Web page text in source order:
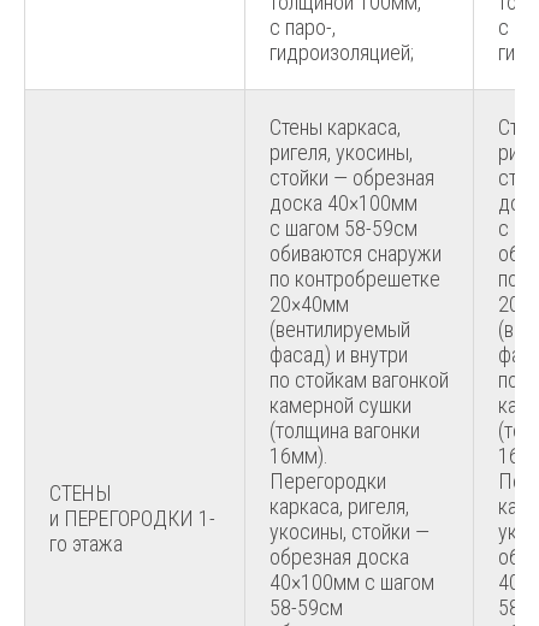
с паро-,
гидроизоляцией;
с
СТЕНЫ
и ПЕРЕГОРОДКИ 1-
го этажа
Стены каркаса,
ригеля, укосины,
стойки — обрезная
доска 40×100мм
с шагом 58-59см
обиваются снаружи
по контробрешетке
20×40мм
(вентилируемый
фасад) и внутри
по стойкам вагонкой
камерной сушки
(толщина вагонки
16мм).
Перегородки
каркаса, ригеля,
укосины, стойки —
обрезная доска
40×100мм с шагом
58-59см
с
по
по
58-